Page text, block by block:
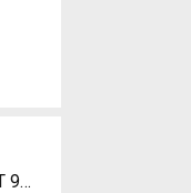
96 BCD Shimano